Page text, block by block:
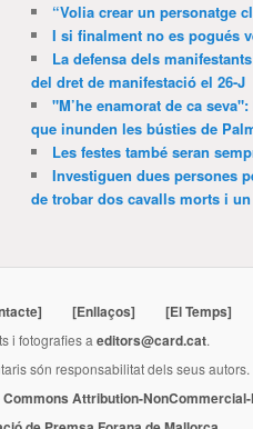
“Volia crear un personatge
I si finalment no es pogués
La defensa dels
del dret de manifestació el 26-J
"M’he enamorat de ca
que inunden les bústies de
Les festes també seran
Investiguen dues persones
de trobar dos cavalls morts i
[Enllaços] [El Temps]
i fotografies a editors@card.cat.
són responsabilitat dels seus autors.
Attribution-